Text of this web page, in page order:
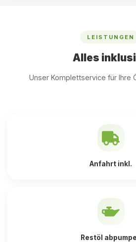
LEISTUNGEN
Alles
Unser Komplettservice für Ihre
Anfahrt inkl.
Restöl